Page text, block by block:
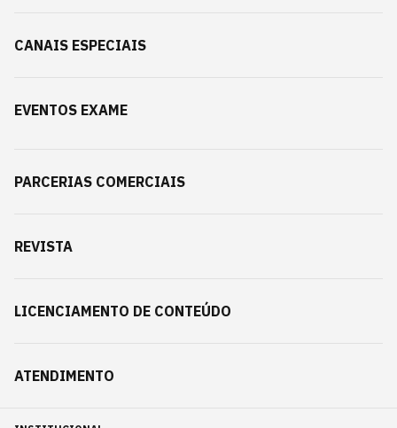
CANAIS ESPECIAIS
EVENTOS EXAME
PARCERIAS COMERCIAIS
REVISTA
LICENCIAMENTO DE CONTEÚDO
ATENDIMENTO